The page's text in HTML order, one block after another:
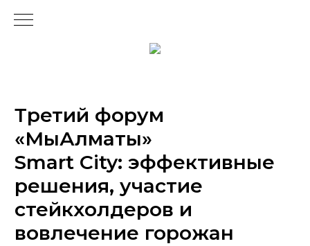
Третий форум
«МыАлматы»
Smart City: эффективные
решения, участие
стейкхолдеров и
вовлечение горожан